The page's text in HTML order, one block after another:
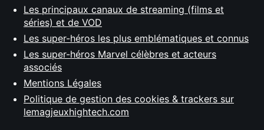
Les principaux canaux de streaming (films et
séries) et de VOD
Les super-héros les plus emblématiques et connus
Les super-héros Marvel célèbres et acteurs
associés
Mentions Légales
Politique de gestion des cookies & trackers sur
lemagjeuxhightech.com